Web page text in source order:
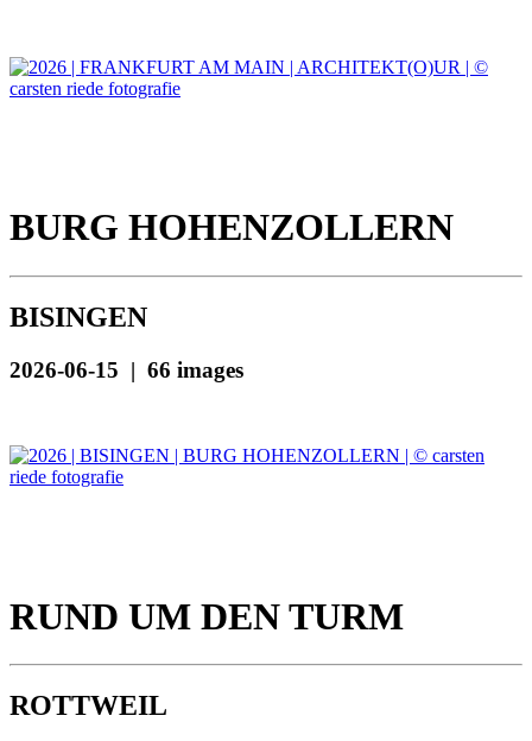
BURG HOHENZOLLERN
BISINGEN
2026-06-15 | 66 images
RUND UM DEN TURM
ROTTWEIL